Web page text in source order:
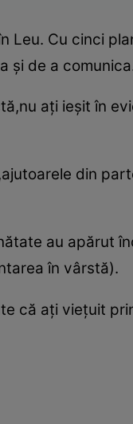
Leu. Cu cinci
şi de a
aţi ieşit în
din
au apărut
în vârstă).
că aţi vieţuit